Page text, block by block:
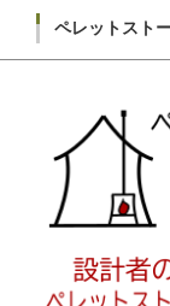
ペレットスト